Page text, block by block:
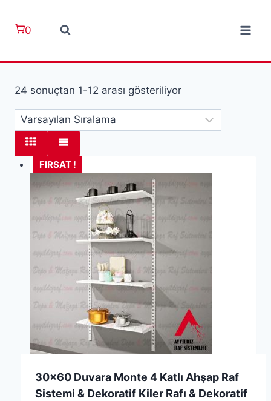
0
24 sonuçtan 1-12 arası gösteriliyor
FIRSAT !
30×60 Duvara Monte 4 Katlı Ahşap Raf
Sistemi & Dekoratif Kiler Rafı & Dekoratif